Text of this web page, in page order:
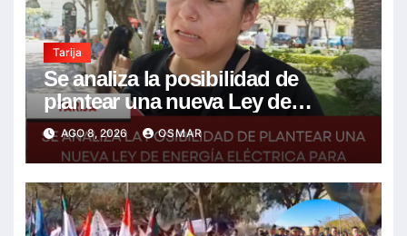
Tarija
Se analiza la posibilidad de
plantear una nueva Ley de
energía eléctrica para incluir la
tarifa solidaria
AGO 8, 2026 OSMAR